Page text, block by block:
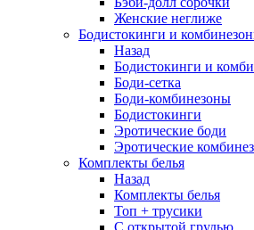
Женские неглиже
Бодистокинги и
Назад
Бодистокинги и
Боди-сетка
Боди-комбинезоны
Бодистокинги
Эротические боди
Эротические
Комплекты белья
Назад
Комплекты белья
Топ + трусики
С открытой грудью